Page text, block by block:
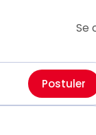
Se
Postuler